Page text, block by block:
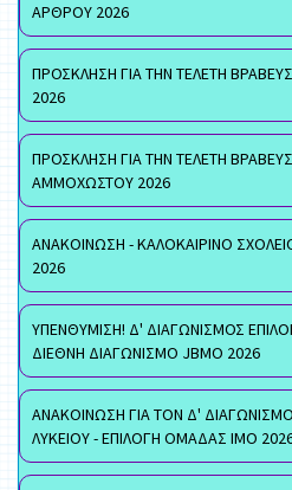
ΑΡΘΡΟΥ 2026
ΠΡΟΣΚΛΗΣΗ ΓΙΑ ΤΗΝ ΤΕΛΕΤΗ
2026
ΠΡΟΣΚΛΗΣΗ ΓΙΑ ΤΗΝ ΤΕΛΕΤΗ
ΑΜΜΟΧΩΣΤΟΥ 2026
ΑΝΑΚΟΙΝΩΣΗ - ΚΑΛΟΚΑΙΡΙΝΟ
2026
ΥΠΕΝΘΥΜΙΣΗ! Δ' ΔΙΑΓΩΝΙΣΜΟΣ
ΔΙΕΘΝΗ ΔΙΑΓΩΝΙΣΜΟ JBMO 2026
ΑΝΑΚΟΙΝΩΣΗ ΓΙΑ ΤΟΝ Δ'
ΛΥΚΕΙΟΥ - ΕΠΙΛΟΓΗ ΟΜΑΔΑΣ ΙΜΟ